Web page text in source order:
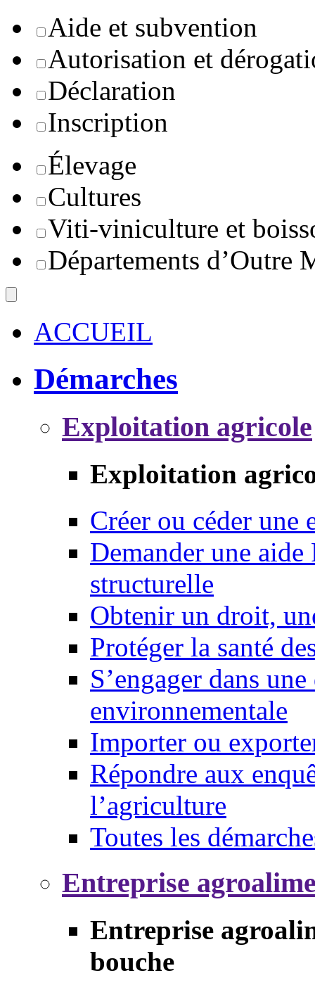
Aide et subvention
Autorisation et
Déclaration
Inscription
Élevage
Cultures
Viti-viniculture et
Départements d’Outre
ACCUEIL
Démarches
Exploitation agricole
Exploitation
Créer ou céder une
Demander une
structurelle
Obtenir un droit,
Protéger la santé
S’engager dans
environnementale
Importer ou
Répondre aux
l’agriculture
Toutes les
Entreprise
Entreprise
bouche